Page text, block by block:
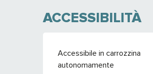
ACCESSIBILITÀ
Accessibile in carrozzina
autonomamente